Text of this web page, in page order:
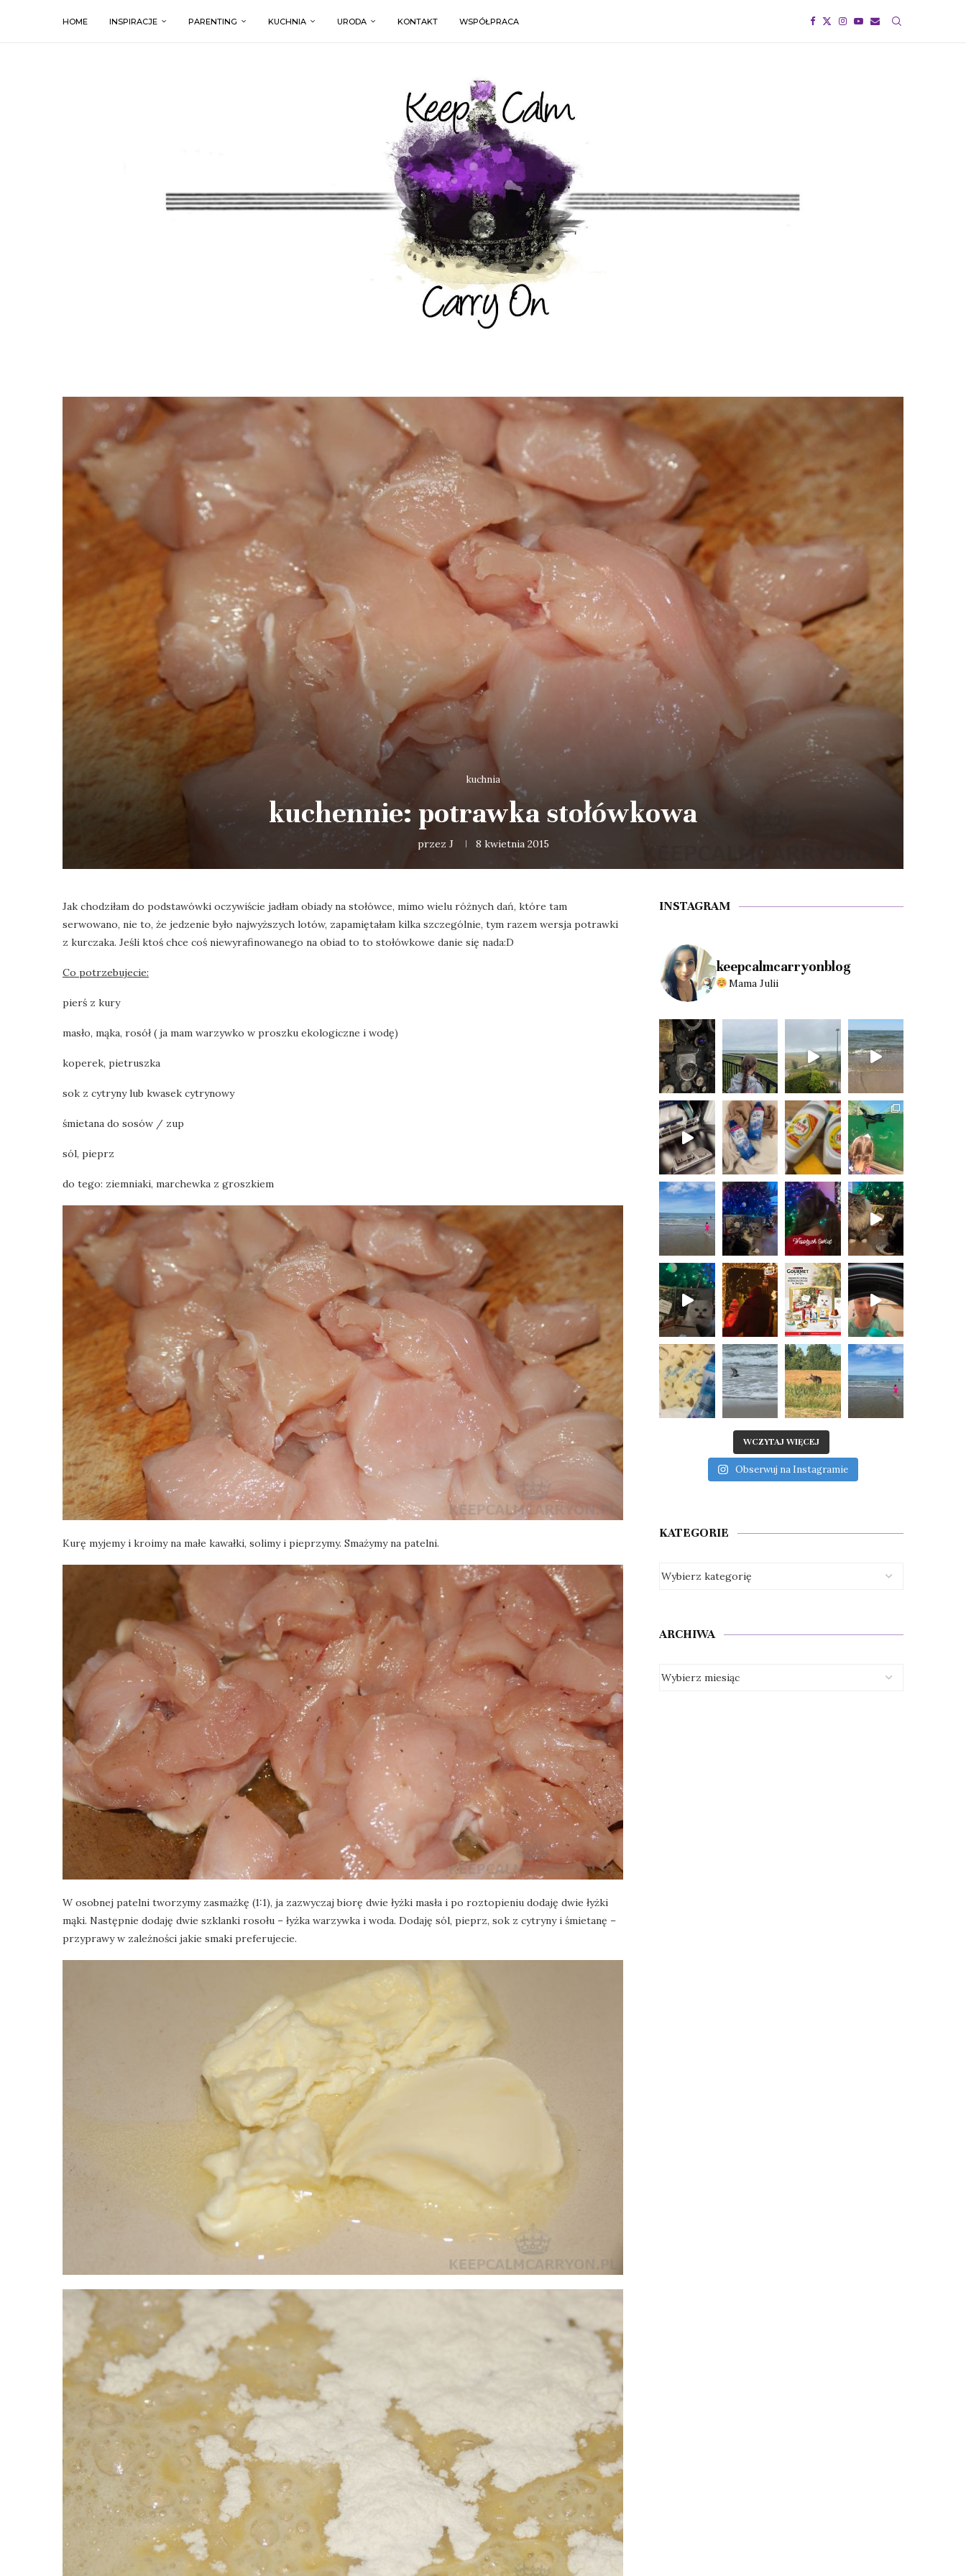
HOME INSPIRACJE PARENTING KUCHNIA URODA KONTAKT WSPÓŁPRACA
kuchnia
kuchennie: potrawka stołówkowa
przez J 8 kwietnia 2015
Jak chodziłam do podstawówki oczywiście jadłam obiady na stołówce, mimo wielu różnych dań, które tam
serwowano, nie to, że jedzenie było najwyższych lotów, zapamiętałam kilka szczególnie, tym razem wersja potrawki
z kurczaka. Jeśli ktoś chce coś niewyrafinowanego na obiad to to stołówkowe danie się nada:D
Co potrzebujecie:
pierś z kury
masło, mąka, rosół ( ja mam warzywko w proszku ekologiczne i wodę)
koperek, pietruszka
sok z cytryny lub kwasek cytrynowy
śmietana do sosów / zup
sól, pieprz
do tego: ziemniaki, marchewka z groszkiem
Kurę myjemy i kroimy na małe kawałki, solimy i pieprzymy. Smażymy na patelni.
W osobnej patelni tworzymy zasmażkę (1:1), ja zazwyczaj biorę dwie łyżki masła i po roztopieniu dodaję dwie łyżki
mąki. Następnie dodaję dwie szklanki rosołu – łyżka warzywka i woda. Dodaję sól, pieprz, sok z cytryny i śmietanę –
przyprawy w zależności jakie smaki preferujecie.
INSTAGRAM
keepcalmcarryonblog
Mama Julii
WCZYTAJ WIĘCEJ
Obserwuj na Instagramie
KATEGORIE
ARCHIWA